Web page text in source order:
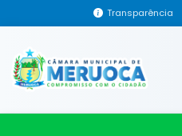
Transparência